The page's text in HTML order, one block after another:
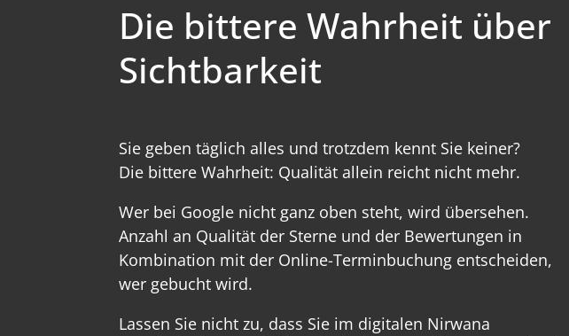
Die bittere Wahrheit über
Sichtbarkeit
Sie geben täglich alles und trotzdem kennt Sie keiner?
Die bittere Wahrheit: Qualität allein reicht nicht mehr.
Wer bei Google nicht ganz oben steht, wird übersehen.
Anzahl an Qualität der Sterne und der Bewertungen in
Kombination mit der Online-Terminbuchung entscheiden,
wer gebucht wird.
Lassen Sie nicht zu, dass Sie im digitalen Nirwana